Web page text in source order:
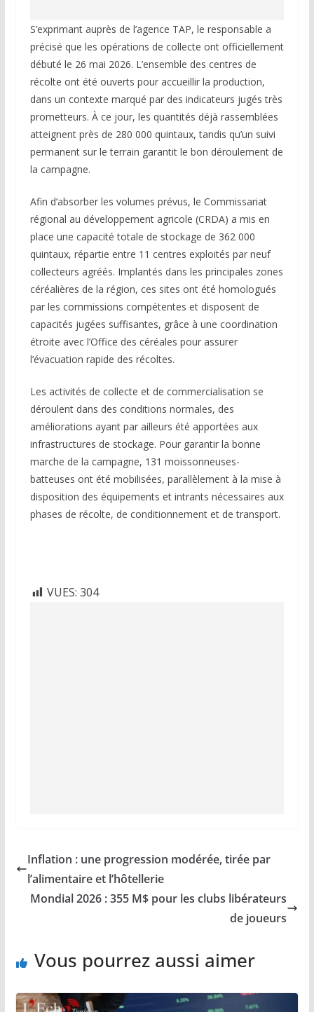
S’exprimant auprès de l’agence TAP, le responsable a
précisé que les opérations de collecte ont officiellement
débuté le 26 mai 2026. L’ensemble des centres de
récolte ont été ouverts pour accueillir la production,
dans un contexte marqué par des indicateurs jugés très
prometteurs. À ce jour, les quantités déjà rassemblées
atteignent près de 280 000 quintaux, tandis qu’un suivi
permanent sur le terrain garantit le bon déroulement de
la campagne.
Afin d’absorber les volumes prévus, le Commissariat
régional au développement agricole (CRDA) a mis en
place une capacité totale de stockage de 362 000
quintaux, répartie entre 11 centres exploités par neuf
collecteurs agréés. Implantés dans les principales zones
céréalières de la région, ces sites ont été homologués
par les commissions compétentes et disposent de
capacités jugées suffisantes, grâce à une coordination
étroite avec l’Office des céréales pour assurer
l’évacuation rapide des récoltes.
Les activités de collecte et de commercialisation se
déroulent dans des conditions normales, des
améliorations ayant par ailleurs été apportées aux
infrastructures de stockage. Pour garantir la bonne
marche de la campagne, 131 moissonneuses-
batteuses ont été mobilisées, parallèlement à la mise à
disposition des équipements et intrants nécessaires aux
phases de récolte, de conditionnement et de transport.
VUES: 304
Inflation : une progression modérée, tirée par
l’alimentaire et l’hôtellerie
Mondial 2026 : 355 M$ pour les clubs libérateurs
de joueurs
Vous pourrez aussi aimer